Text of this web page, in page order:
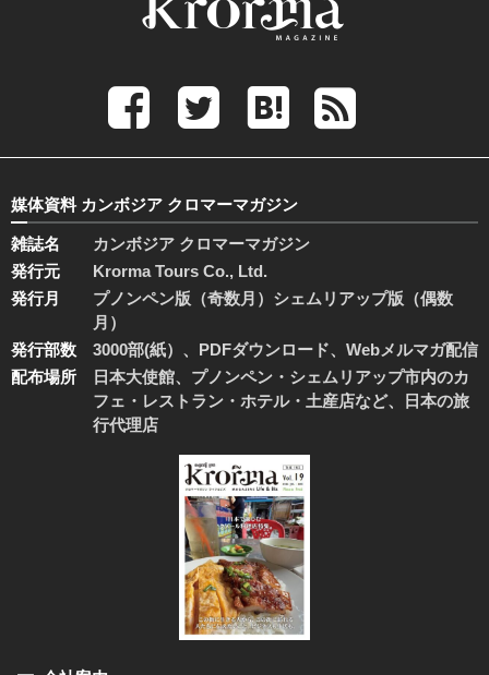
媒体資料 カンボジア クロマーマガジン
雑誌名
カンボジア クロマーマガジン
発行元
Krorma Tours Co., Ltd.
発行月
プノンペン版（奇数月）シェムリアップ版（偶数
月）
発行部数
3000部(紙）、PDFダウンロード、Webメルマガ配信
配布場所
日本大使館、プノンペン・シェムリアップ市内のカ
フェ・レストラン・ホテル・土産店など、日本の旅
行代理店